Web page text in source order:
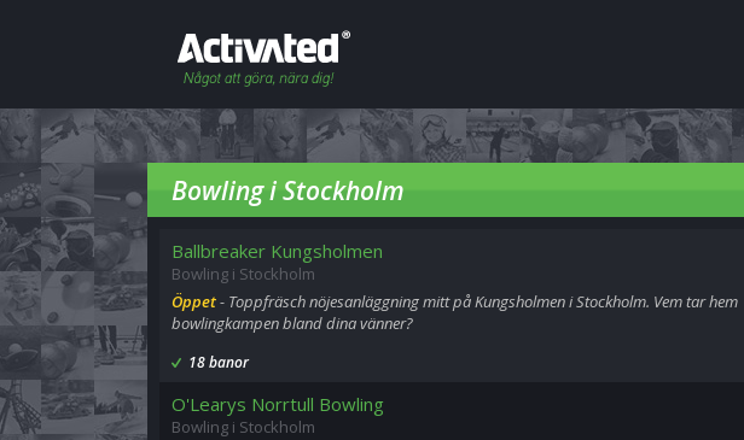
Bowling i Stockholm
Ballbreaker Kungsholmen
Bowling i Stockholm
Öppet- Toppfräsch nöjesanläggning mitt på Kungsholmen i Stockholm. Vem tar hem
bowlingkampen bland dina vänner?
18 banor
O'Learys Norrtull Bowling
Bowling i Stockholm